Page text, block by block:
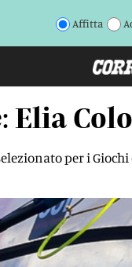
Affitta
Elia
per i